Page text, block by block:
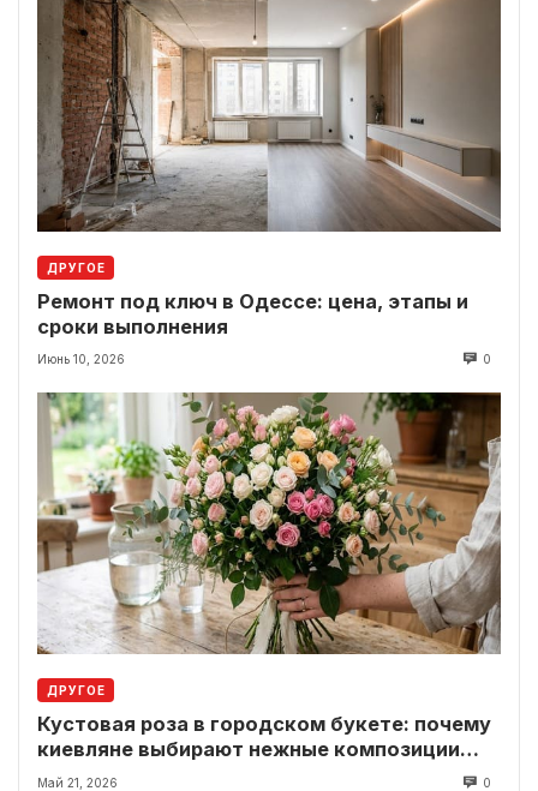
ДРУГОЕ
Ремонт под ключ в Одессе: цена, этапы и
сроки выполнения
Июнь 10, 2026 0
ДРУГОЕ
Кустовая роза в городском букете: почему
киевляне выбирают нежные композиции
вместо классики
Май 21, 2026 0